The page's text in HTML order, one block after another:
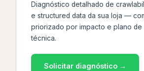
Diagnóstico detalhado de
e structured data da sua loja —
priorizado por impacto e plano
técnica.
Solicitar diagnóstico →